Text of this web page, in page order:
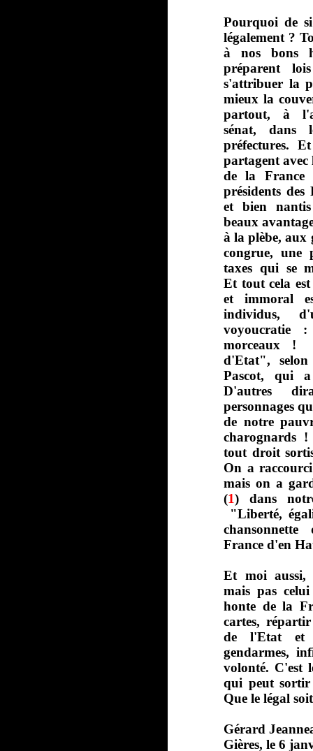
Pourquoi de
légalement ?
à nos bons
préparent
s'attribuer la
mieux la
partout, à
sénat, dans
préfectures.
partagent avec
de la
présidents des
et bien
beaux
à la plèbe, aux
congrue, une
taxes qui se
Et tout cela
et immoral
individus,
voyoucratie
morceaux !
d'Etat", selon
Pascot, qui
D'autres
personnages
de notre
charognards
tout droit
On a
mais on a
(1) dans
"Liberté,
France d'en
Et moi aussi,
mais pas
honte de la
cartes,
de l'Etat et
gendarmes,
volonté. C'est
qui peut
Que le légal
Gérard
Gières, le 6